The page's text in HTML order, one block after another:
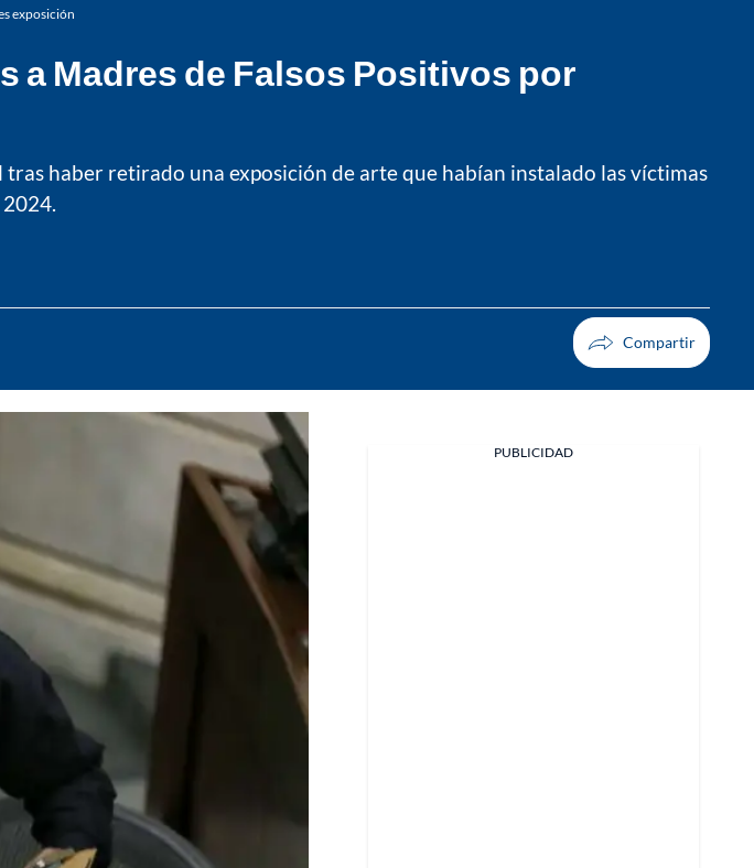
exposición
a Madres de Falsos Positivos por
haber retirado una exposición de arte que habían instalado las víctimas
PUBLICIDAD